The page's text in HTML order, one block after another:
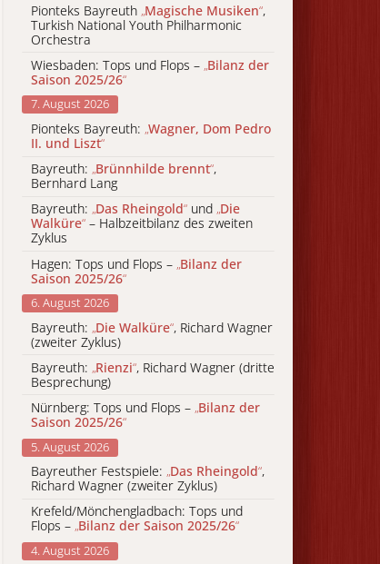
Pionteks Bayreuth „Magische Musiken“,
Turkish National Youth Philharmonic
Orchestra
Wiesbaden: Tops und Flops – „Bilanz der
Saison 2025/26“
7. August 2026
Pionteks Bayreuth: „Wagner, Dom Pedro
II. und Liszt“
Bayreuth: „Brünnhilde brennt“,
Bernhard Lang
Bayreuth: „Das Rheingold“ und „Die
Walküre“ – Halbzeitbilanz des zweiten
Zyklus
Hagen: Tops und Flops – „Bilanz der
Saison 2025/26“
6. August 2026
Bayreuth: „Die Walküre“, Richard Wagner
(zweiter Zyklus)
Bayreuth: „Rienzi“, Richard Wagner (dritte
Besprechung)
Nürnberg: Tops und Flops – „Bilanz der
Saison 2025/26“
5. August 2026
Bayreuther Festspiele: „Das Rheingold“,
Richard Wagner (zweiter Zyklus)
Krefeld/Mönchengladbach: Tops und
Flops – „Bilanz der Saison 2025/26“
4. August 2026